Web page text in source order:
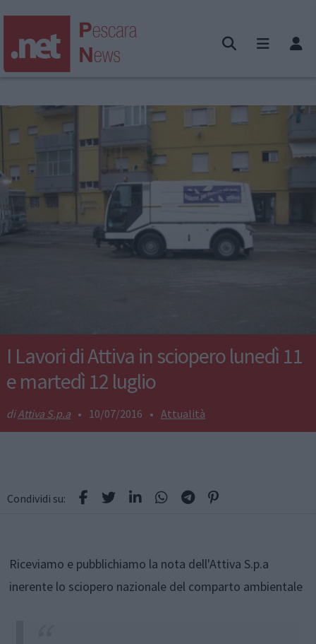
I Lavori di Attiva in sciopero lunedì 11
e martedì 12 luglio
Attiva S.p.a • 10/07/2016 • Attualità
Condividi su:
Riceviamo e pubblichiamo la nota dell'Attiva S.p.a
inerente lo sciopero nazionale del comparto ambientale